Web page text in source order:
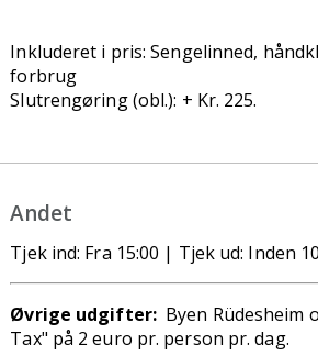
Inkluderet i pris: Sengelinned,
forbrug
Slutrengøring (obl.): + Kr. 225.
Andet
Tjek ind: Fra 15:00 | Tjek ud: Inden
Øvrige udgifter: Byen Rüdesheim
Tax" på 2 euro pr. person pr. dag.